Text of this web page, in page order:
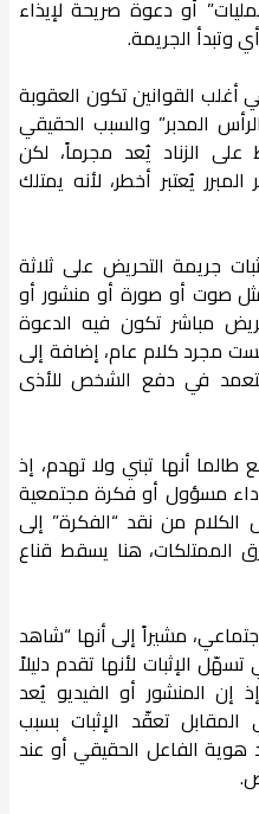
أو دعوة صريحة لإيذاء
وتبدأ الجريمة.
أغلب القوانين تكون العقوبة
المدبر” والسبب الحقيقي
الزناد يُعد مجرماً، لكن
يُعتبر أخطر، لأنه يمتلك
جريمة التحريض على ثلاثة
صوت أو صورة أو منشور أو
مباشر تكون فيه الدعوة
مجرد كلام عام، إضافة إلى
في دفع الشخص للأذى
أنها تبني ولا تهدم، إذ
مسؤول أو فكرة مجتمعية
الكلام من نقد “الفكرة” إلى
الممتلكات، هنا يسقط قناع
مشيراً إلى أنها “شاهد
الإثبات لأنها تقدم دليلاً
إن المنشور أو الفيديو يُعد
تعقّد الإثبات بسبب
هوية الفاعل الحقيقي أو عند